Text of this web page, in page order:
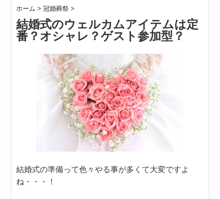
ホーム >冠婚葬祭 >
結婚式のウェルカムアイテムは定
番？オシャレ？ゲスト参加型？
結婚式の準備って色々やる事が多くて大変ですよ
ね・・・！